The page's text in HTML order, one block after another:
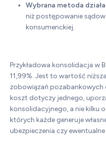
Wybrana metoda
niż postępowanie
konsumenckiej.
Przykładowa konsolidacja w
11,99%. Jest to wartość
zobowiązań
koszt dotyczy jednego,
konsolidacyjnego, a nie kilku
których każde generuje
ubezpieczenia czy